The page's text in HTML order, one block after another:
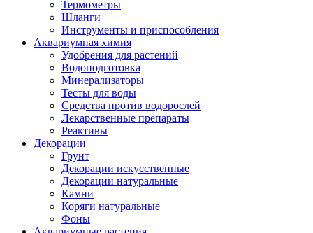
Термометры
Шланги
Инструменты и приспособления
Аквариумная химия
Удобрения для растений
Водоподготовка
Минерализаторы
Тесты для воды
Средства против водорослей
Лекарственные препараты
Реактивы
Декорации
Грунт
Декорации искусственные
Декорации натуральные
Камни
Коряги натуральные
Фоны